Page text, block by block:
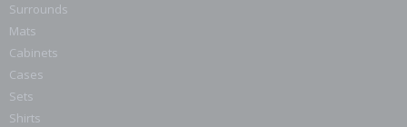
Surrounds
Mats
Cabinets
Cases
Sets
Shirts